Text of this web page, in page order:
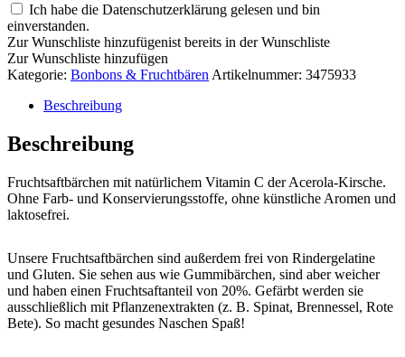
Ich habe die Datenschutzerklärung gelesen und bin
einverstanden.
Zur Wunschliste hinzufügenist bereits in der Wunschliste
Zur Wunschliste hinzufügen
Kategorie: Bonbons & Fruchtbären Artikelnummer: 3475933
Beschreibung
Beschreibung
Fruchtsaftbärchen mit natürlichem Vitamin C der Acerola-Kirsche.
Ohne Farb- und Konservierungsstoffe, ohne künstliche Aromen und
laktosefrei.
Unsere Fruchtsaftbärchen sind außerdem frei von Rindergelatine
und Gluten. Sie sehen aus wie Gummibärchen, sind aber weicher
und haben einen Fruchtsaftanteil von 20%. Gefärbt werden sie
ausschließlich mit Pflanzenextrakten (z. B. Spinat, Brennessel, Rote
Bete). So macht gesundes Naschen Spaß!